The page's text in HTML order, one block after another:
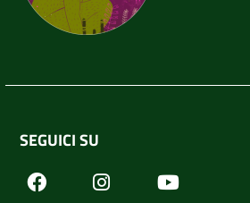
SEGUICI SU
FacebookInstagram